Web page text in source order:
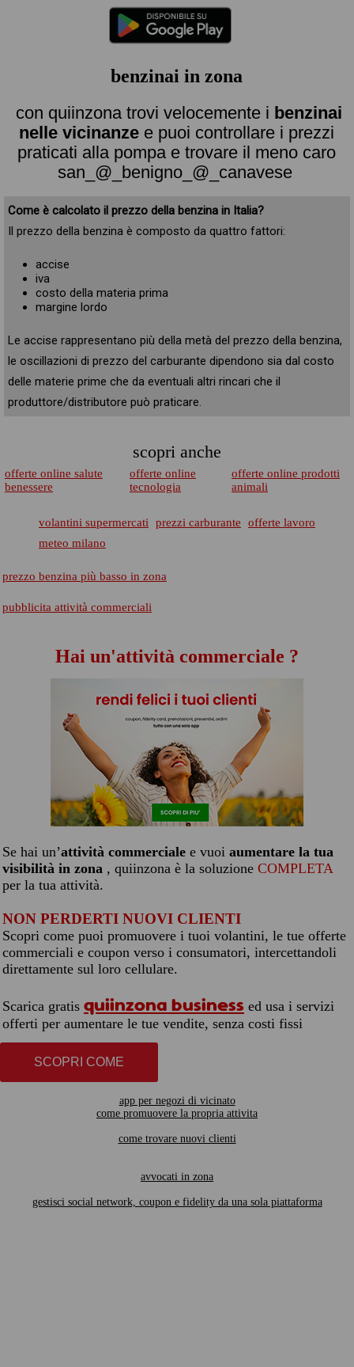
benzinai in zona
con quiinzona trovi velocemente i benzinai
nelle vicinanze e puoi controllare i prezzi
praticati alla pompa e trovare il meno caro
san_@_benigno_@_canavese
Come è calcolato il prezzo della benzina in Italia?
Il prezzo della benzina è composto da quattro fattori:
accise
iva
costo della materia prima
margine lordo
Le accise rappresentano più della metà del prezzo della benzina,
le oscillazioni di prezzo del carburante dipendono sia dal costo
delle materie prime che da eventuali altri rincari che il
produttore/distributore può praticare.
scopri anche
offerte online salute
benessere
offerte online
tecnologia
offerte online prodotti
animali
volantini supermercati prezzi carburante
offerte lavoro
meteo milano
prezzo benzina più basso in zona
pubblicita attività commerciali
Hai un'attività commerciale ?
Se hai un’attività commerciale e vuoi aumentare la tua
visibilità in zona , quiinzona è la soluzione COMPLETA
per la tua attività.
NON PERDERTI NUOVI CLIENTI
Scopri come puoi promuovere i tuoi volantini, le tue offerte
commerciali e coupon verso i consumatori, intercettandoli
direttamente sul loro cellulare.
Scarica gratis quiinzona business ed usa i servizi
offerti per aumentare le tue vendite, senza costi fissi
SCOPRI COME
app per negozi di vicinato
come promuovere la propria attivita
come trovare nuovi clienti
avvocati in zona
gestisci social network, coupon e fidelity da una sola piattaforma